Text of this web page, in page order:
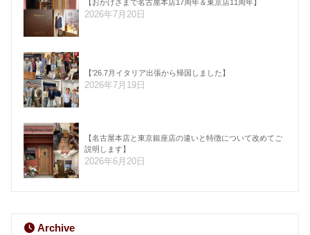
【おかげさまで名古屋本店17周年＆東京店11周年】
2026年7月20日
【’26.7月イタリア出張から帰国しました】
2026年7月19日
【名古屋本店と東京銀座店の違いと特徴について改めてご
説明します】
2026年6月20日
Archive